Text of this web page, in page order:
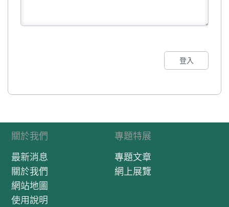
登入
關於我們
最新消息
關於我們
網站地圖
使用說明
專題特展
專題文章
網上展覽